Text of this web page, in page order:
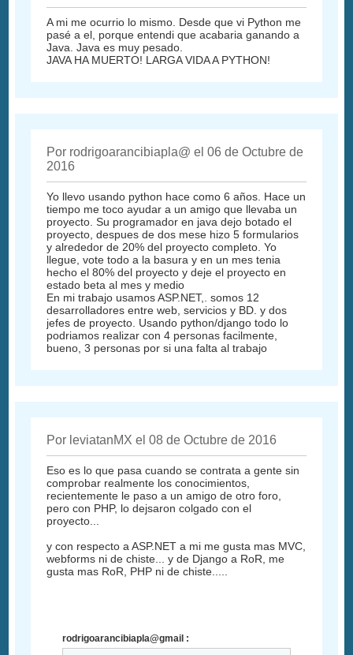
A mi me ocurrio lo mismo. Desde que vi Python me
pasé a el, porque entendi que acabaria ganando a
Java. Java es muy pesado.
JAVA HA MUERTO! LARGA VIDA A PYTHON!
Por rodrigoarancibiapla@ el 06 de Octubre de
2016
Yo llevo usando python hace como 6 años. Hace un
tiempo me toco ayudar a un amigo que llevaba un
proyecto. Su programador en java dejo botado el
proyecto, despues de dos mese hizo 5 formularios
y alrededor de 20% del proyecto completo. Yo
llegue, vote todo a la basura y en un mes tenia
hecho el 80% del proyecto y deje el proyecto en
estado beta al mes y medio
En mi trabajo usamos ASP.NET,. somos 12
desarrolladores entre web, servicios y BD. y dos
jefes de proyecto. Usando python/django todo lo
podriamos realizar con 4 personas facilmente,
bueno, 3 personas por si una falta al trabajo
Por leviatanMX el 08 de Octubre de 2016
Eso es lo que pasa cuando se contrata a gente sin
comprobar realmente los conocimientos,
recientemente le paso a un amigo de otro foro,
pero con PHP, lo dejsaron colgado con el
proyecto...
y con respecto a ASP.NET a mi me gusta mas MVC,
webforms ni de chiste... y de Django a RoR, me
gusta mas RoR, PHP ni de chiste.....
rodrigoarancibiapla@gmail :